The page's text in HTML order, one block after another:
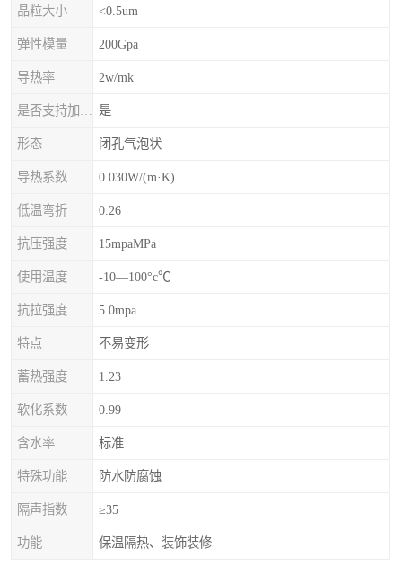
晶粒大小 <0.5um
弹性模量 200Gpa
导热率 2w/mk
是
形态 闭孔气泡状
导热系数 0.030W/(m·K)
低温弯折 0.26
抗压强度 15mpaMPa
使用温度 -10—100°c℃
抗拉强度 5.0mpa
特点 不易变形
蓄热强度 1.23
软化系数 0.99
含水率 标准
特殊功能 防水防腐蚀
隔声指数 ≥35
功能 保温隔热、装饰装修